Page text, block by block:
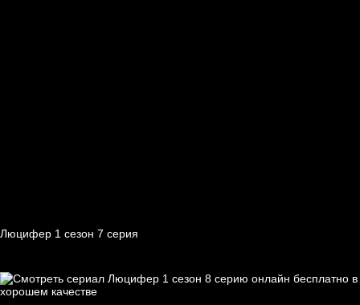
Люцифер 1 cезон 7 cерия